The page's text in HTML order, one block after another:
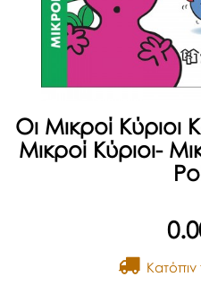
Οι Μικροί Κύριοι
Μικροί Κύριοι-
Kατόπιν